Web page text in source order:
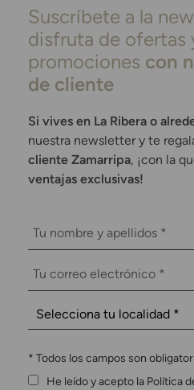
Suscríbete a la
disfruta de ofertas
promociones con
de cliente
Si vives en La Ribera o
nuestra newsletter y te
cliente Zamarripa, ¡con la
ventajas exclusivas!
* Todos los campos son
He leído y acepto la Política